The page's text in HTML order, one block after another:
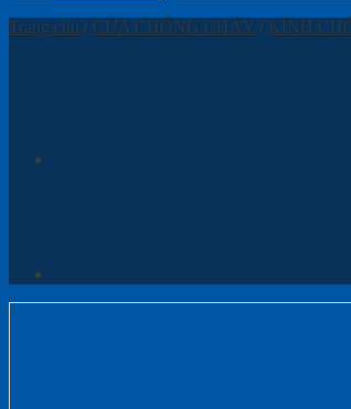
Trang chủ / CỬA CHỐNG CHÁY / KÍNH